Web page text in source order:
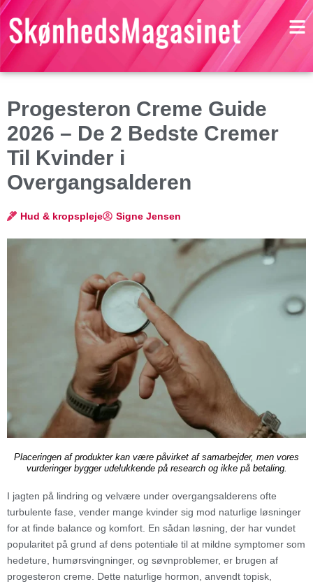
Progesteron Creme Guide
2026 – De 2 Bedste Cremer
Til Kvinder i
Overgangsalderen
Hud & kropspleje Signe Jensen
Placeringen af produkter kan være påvirket af samarbejder, men vores
vurderinger bygger udelukkende på research og ikke på betaling.
I jagten på lindring og velvære under overgangsalderens ofte
turbulente fase, vender mange kvinder sig mod naturlige løsninger
for at finde balance og komfort. En sådan løsning, der har vundet
popularitet på grund af dens potentiale til at mildne symptomer som
hedeture, humørsvingninger, og søvnproblemer, er brugen af
progesteron creme. Dette naturlige hormon, anvendt topisk,